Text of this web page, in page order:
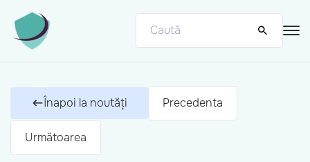
Înapoi la noutăți Precedenta
Următoarea